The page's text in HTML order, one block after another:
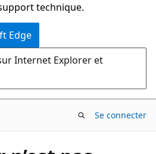
technique.
Edge
Internet Explorer et
Se connecter